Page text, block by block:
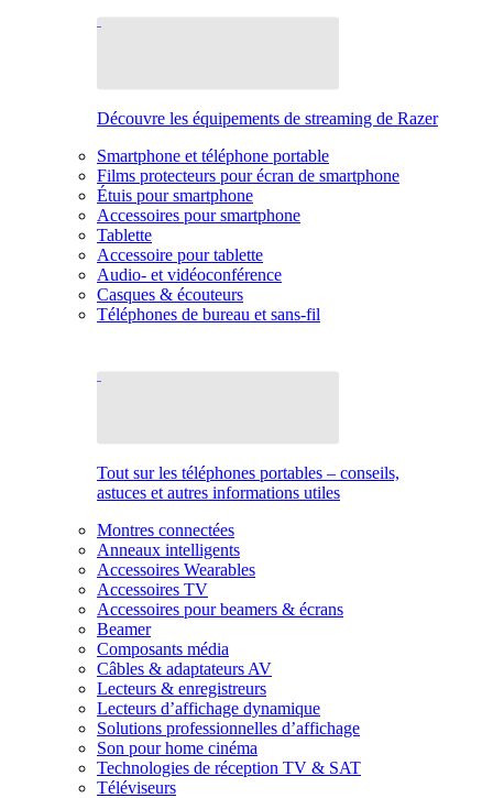
Découvre les équipements de streaming de Razer
Smartphone et téléphone portable
Films protecteurs pour écran de smartphone
Étuis pour smartphone
Accessoires pour smartphone
Tablette
Accessoire pour tablette
Audio- et vidéoconférence
Casques & écouteurs
Téléphones de bureau et sans-fil
Tout sur les téléphones portables – conseils,
astuces et autres informations utiles
Montres connectées
Anneaux intelligents
Accessoires Wearables
Accessoires TV
Accessoires pour beamers & écrans
Beamer
Composants média
Câbles & adaptateurs AV
Lecteurs & enregistreurs
Lecteurs d’affichage dynamique
Solutions professionnelles d’affichage
Son pour home cinéma
Technologies de réception TV & SAT
Téléviseurs